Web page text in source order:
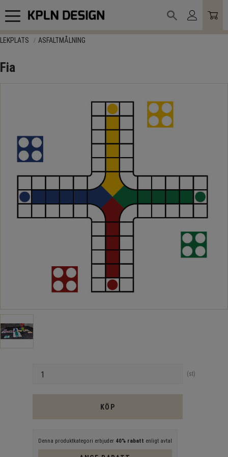
Meny
LEKPLATS ASFALTMÅLNING
Fia
st
KÖP
Denna produktkategori erbjuder 40% rabatt enligt avtal